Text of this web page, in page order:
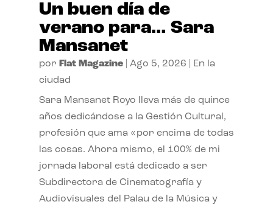
Un buen día de
verano para… Sara
Mansanet
por Flat Magazine| Ago 5, 2026
En la
ciudad
Sara Mansanet Royo lleva más de quince
años dedicándose a la Gestión Cultural,
profesión que ama «por encima de todas
las cosas. Ahora mismo, el 100% de mi
jornada laboral está dedicado a ser
Subdirectora de Cinematografía y
Audiovisuales del Palau de la Música y